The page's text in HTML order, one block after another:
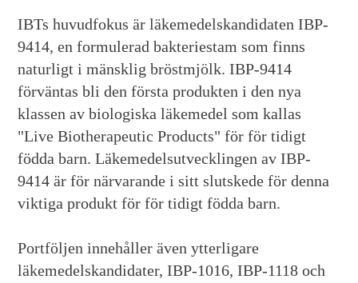
IBTs huvudfokus är läkemedelskandidaten IBP-
9414, en formulerad bakteriestam som finns
naturligt i mänsklig bröstmjölk. IBP-9414
förväntas bli den första produkten i den nya
klassen av biologiska läkemedel som kallas
"Live Biotherapeutic Products" för för tidigt
födda barn. Läkemedelsutvecklingen av IBP-
9414 är för närvarande i sitt slutskede för denna
viktiga produkt för för tidigt födda barn.
Portföljen innehåller även ytterligare
läkemedelskandidater, IBP-1016, IBP-1118 och